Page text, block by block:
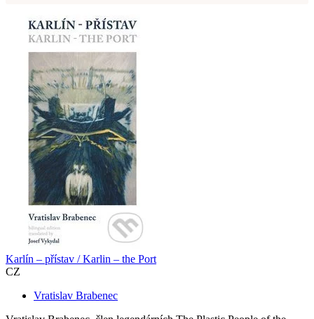
Karlín – přístav / Karlin – the Port
CZ
Vratislav Brabenec